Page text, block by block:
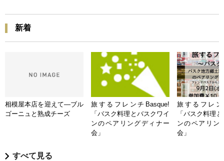
新着
相模屋本店を迎えて―ブル
ゴーニュと熟成チーズ
旅するフレンチBasque!
「バスク料理とバスクワイ
ンのペアリングディナー
会」
旅するフレン
「バスク料理
ンのペアリン
会」
すべて見る